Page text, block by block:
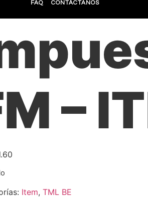
FAQ CONTÁCTANOS
–
Item, TML BE